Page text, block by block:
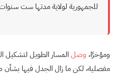
للجمهورية لولاية مدتها ست
ومؤخرًا، وصلالمسار الطويل لتشكيل
مفصلية، لكن ما زال الجدل فيها بشأن